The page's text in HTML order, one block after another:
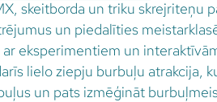
skeitborda un triku skrejriteņu
un piedalīties
eksperimentiem un
lielo ziepju burbuļu atrakcija,
un pats izmēģināt